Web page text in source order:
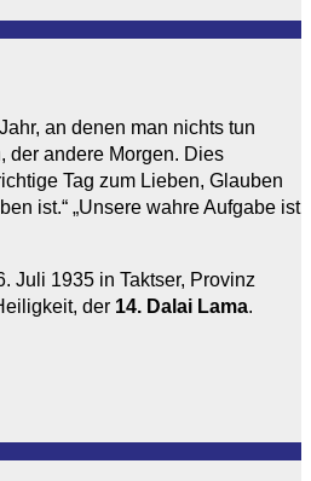
an denen man nichts tun
der andere Morgen. Dies
Tag zum Lieben, Glauben
ist.“ „Unsere wahre Aufgabe ist
Juli 1935 in Taktser, Provinz
der 14. Dalai Lama.